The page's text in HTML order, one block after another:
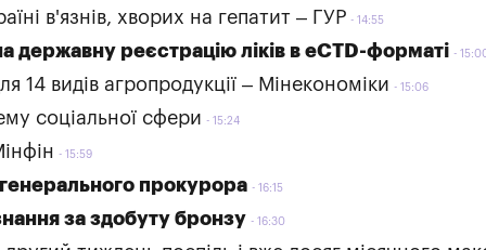
в'язнів, хворих на гепатит – ГУР 14:55
державну реєстрацію ліків в еCTD-форматі
14 видів агропродукції – Мінекономіки 15:06
соціальної сфери 15:24
15:59
прокурора 16:15
за здобуту бронзу 16:30